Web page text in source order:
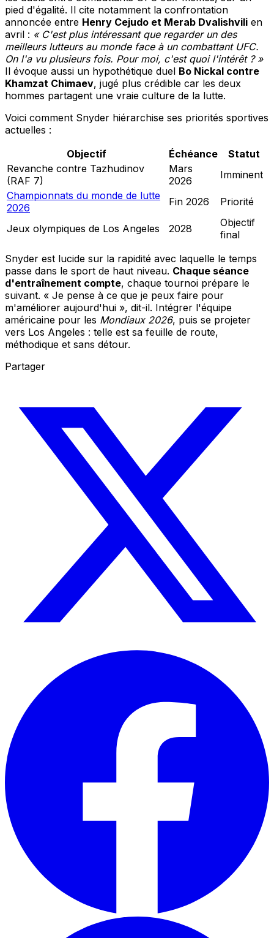
pied d'égalité. Il cite notamment la confrontation
annoncée entre Henry Cejudo et Merab Dvalishvili en
avril : « C'est plus intéressant que regarder un des
meilleurs lutteurs au monde face à un combattant UFC.
On l'a vu plusieurs fois. Pour moi, c'est quoi l'intérêt ? »
Il évoque aussi un hypothétique duel Bo Nickal contre
Khamzat Chimaev, jugé plus crédible car les deux
hommes partagent une vraie culture de la lutte.
Voici comment Snyder hiérarchise ses priorités sportives
actuelles :
Objectif
Échéance
Statut
Revanche contre Tazhudinov
(RAF 7)
Mars
2026
Imminent
Championnats du monde de lutte
2026
Fin 2026 Priorité
Jeux olympiques de Los Angeles 2028
Objectif
final
Snyder est lucide sur la rapidité avec laquelle le temps
passe dans le sport de haut niveau. Chaque séance
d'entraînement compte, chaque tournoi prépare le
suivant. « Je pense à ce que je peux faire pour
m'améliorer aujourd'hui », dit-il. Intégrer l'équipe
américaine pour les Mondiaux 2026, puis se projeter
vers Los Angeles : telle est sa feuille de route,
méthodique et sans détour.
Partager